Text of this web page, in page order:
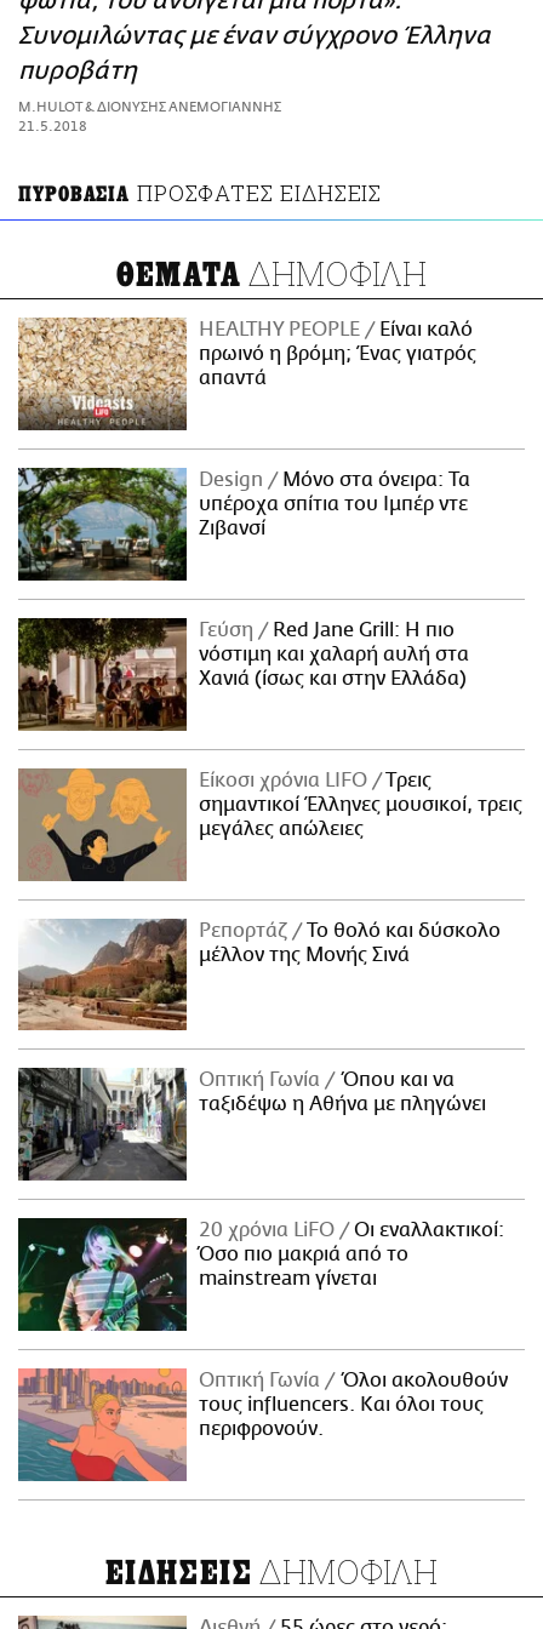
ΑΜΠΑ
PRINT
Συνομιλώντας με έναν σύγχρονο Έλληνα
πυροβάτη
Μ.ΗULOT & ΔΙΟΝΥΣΗΣ ΑΝΕΜΟΓΙΑΝΝΗΣ
21.5.2018
ΠΥΡΟΒΑΣΙΑ ΠΡΟΣΦΑΤΕΣ ΕΙΔΗΣΕΙΣ
ΘΕΜΑΤΑ ΔΗΜΟΦΙΛΗ
HEALTHY PEOPLE
Είναι καλό
πρωινό η βρόμη; Ένας γιατρός
απαντά
Design
Μόνο στα όνειρα: Τα
υπέροχα σπίτια του Ιμπέρ ντε
Ζιβανσί
Γεύση
Red Jane Grill: Η πιο
νόστιμη και χαλαρή αυλή στα
Χανιά (ίσως και στην Ελλάδα)
Είκοσι χρόνια LIFO
Tρεις
σημαντικοί Έλληνες μουσικοί, τρεις
μεγάλες απώλειες
Ρεπορτάζ
Το θολό και δύσκολο
μέλλον της Μονής Σινά
Οπτική Γωνία
Όπου και να
ταξιδέψω η Αθήνα με πληγώνει
20 χρόνια LiFO
Οι εναλλακτικοί:
Όσο πιο μακριά από το
mainstream γίνεται
Οπτική Γωνία
Όλοι ακολουθούν
τους influencers. Και όλοι τους
περιφρονούν.
ΕΙΔΗΣΕΙΣ ΔΗΜΟΦΙΛΗ